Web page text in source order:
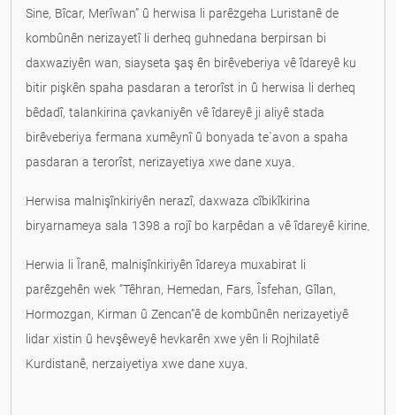
Sine, Bîcar, Merîwan” û herwisa li parêzgeha Luristanê de
kombûnên nerizayetî li derheq guhnedana berpirsan bi
daxwaziyên wan, siayseta şaş ên birêveberiya vê îdareyê ku
bitir pişkên spaha pasdaran a terorîst in û herwisa li derheq
bêdadî, talankirina çavkaniyên vê îdareyê ji aliyê stada
birêveberiya fermana xumêynî û bonyada te`avon a spaha
pasdaran a terorîst, nerizayetiya xwe dane xuya.
Herwisa malnişînkiriyên nerazî, daxwaza cîbikîkirina
biryarnameya sala 1398 a rojî bo karpêdan a vê îdareyê kirine.
Herwia li Îranê, malnişînkiriyên îdareya muxabirat li
parêzgehên wek “Têhran, Hemedan, Fars, Îsfehan, Gîlan,
Hormozgan, Kirman û Zencan”ê de kombûnên nerizayetiyê
lidar xistin û hevşêweyê hevkarên xwe yên li Rojhilatê
Kurdistanê, nerzaiyetiya xwe dane xuya.